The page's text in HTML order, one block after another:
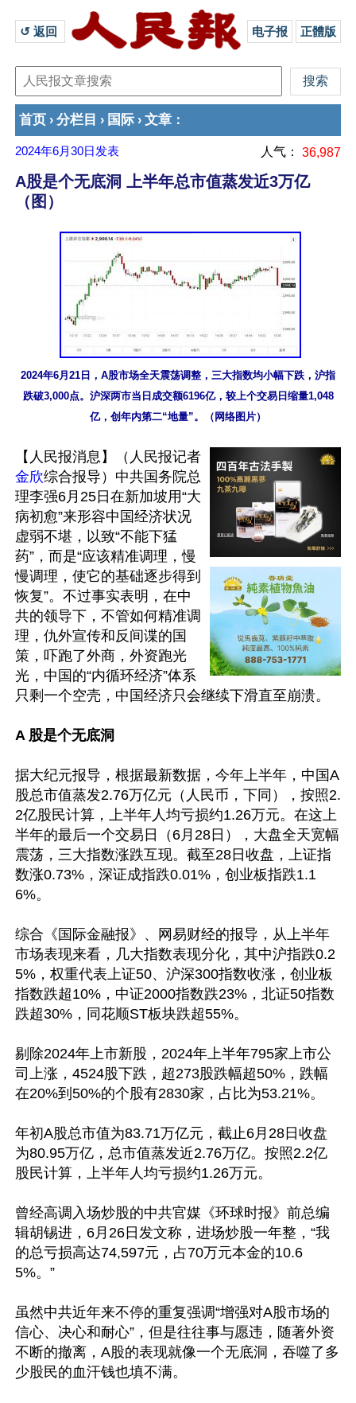
↺ 返回 电子报 正體版
首页 › 分栏目 › 国际 › 文章 ：
2024年6月30日 发表 人气： 36,987
A股是个无底洞 上半年总市值蒸发近3万亿
（图）
2024年6月21日，A股市场全天震荡调整，三大指数均小幅下跌，沪指
跌破3,000点。沪深两市当日成交额6196亿，较上个交易日缩量1,048
亿，创年内第二“地量”。（网络图片）
【人民报消息】（人民报记者
金欣综合报导）中共国务院总
理李强6月25日在新加坡用“大
病初愈”来形容中国经济状况
虚弱不堪，以致“不能下猛
药”，而是“应该精准调理，慢
慢调理，使它的基础逐步得到
恢复”。不过事实表明，在中
共的领导下，不管如何精准调
理，仇外宣传和反间谍的国
策，吓跑了外商，外资跑光
光，中国的“内循环经济”体系
只剩一个空壳，中国经济只会继续下滑直至崩溃。
A 股是个无底洞
据大纪元报导，根据最新数据，今年上半年，中国A
股总市值蒸发2.76万亿元（人民币，下同），按照2.
2亿股民计算，上半年人均亏损约1.26万元。在这上
半年的最后一个交易日（6月28日），大盘全天宽幅
震荡，三大指数涨跌互现。截至28日收盘，上证指
数涨0.73%，深证成指跌0.01%，创业板指跌1.1
6%。
综合《国际金融报》、网易财经的报导，从上半年
市场表现来看，几大指数表现分化，其中沪指跌0.2
5%，权重代表上证50、沪深300指数收涨，创业板
指数跌超10%，中证2000指数跌23%，北证50指数
跌超30%，同花顺ST板块跌超55%。
剔除2024年上市新股，2024年上半年795家上市公
司上涨，4524股下跌，超273股跌幅超50%，跌幅
在20%到50%的个股有2830家，占比为53.21%。
年初A股总市值为83.71万亿元，截止6月28日收盘
为80.95万亿，总市值蒸发近2.76万亿。按照2.2亿
股民计算，上半年人均亏损约1.26万元。
曾经高调入场炒股的中共官媒《环球时报》前总编
辑胡锡进，6月26日发文称，进场炒股一年整，“我
的总亏损高达74,597元，占70万元本金的10.6
5%。”
虽然中共近年来不停的重复强调“增强对A股市场的
信心、决心和耐心”，但是往往事与愿违，随著外资
不断的撤离，A股的表现就像一个无底洞，吞噬了多
少股民的血汗钱也填不满。